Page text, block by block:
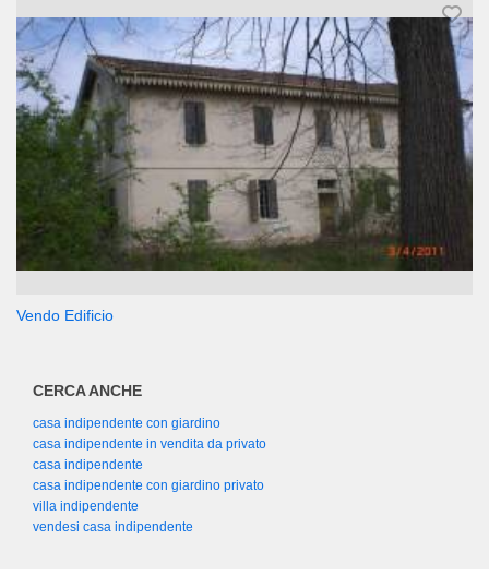
Vendo Edificio
CERCA ANCHE
casa indipendente con giardino
casa indipendente in vendita da privato
casa indipendente
casa indipendente con giardino privato
villa indipendente
vendesi casa indipendente